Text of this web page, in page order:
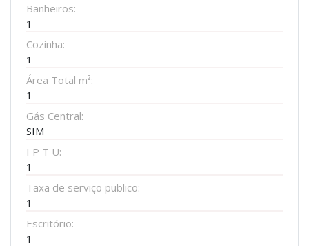
Banheiros:
1
Cozinha:
1
Área Total m²:
1
Gás Central:
SIM
I P T U:
1
Taxa de serviço publico:
1
Escritório:
1